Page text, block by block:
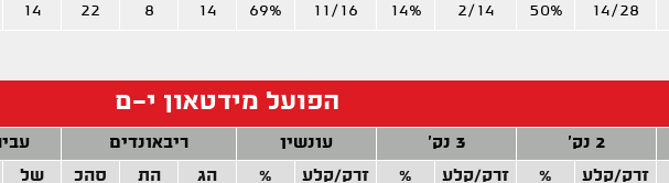
14/28
50%
2/14
14%
11/16
69%
14
8
22
14
הפועל מידטאון י-ם
2 נק' 3 נק' עונשין ריבאונדים
זרק/קלע % זרק/קלע % זרק/קלע % הג הת סהכ של